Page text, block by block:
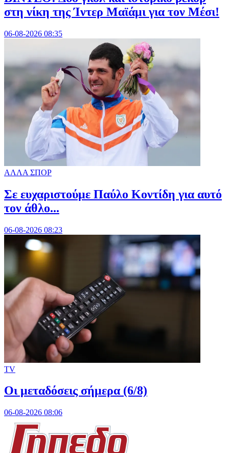
στη νίκη της Ίντερ Μαϊάμι για τον Μέσι!
06-08-2026 08:35
ΑΛΛΑ ΣΠΟΡ
Σε ευχαριστούμε Παύλο Κοντίδη για αυτό
τον άθλο...
06-08-2026 08:23
TV
Οι μεταδόσεις σήμερα (6/8)
06-08-2026 08:06